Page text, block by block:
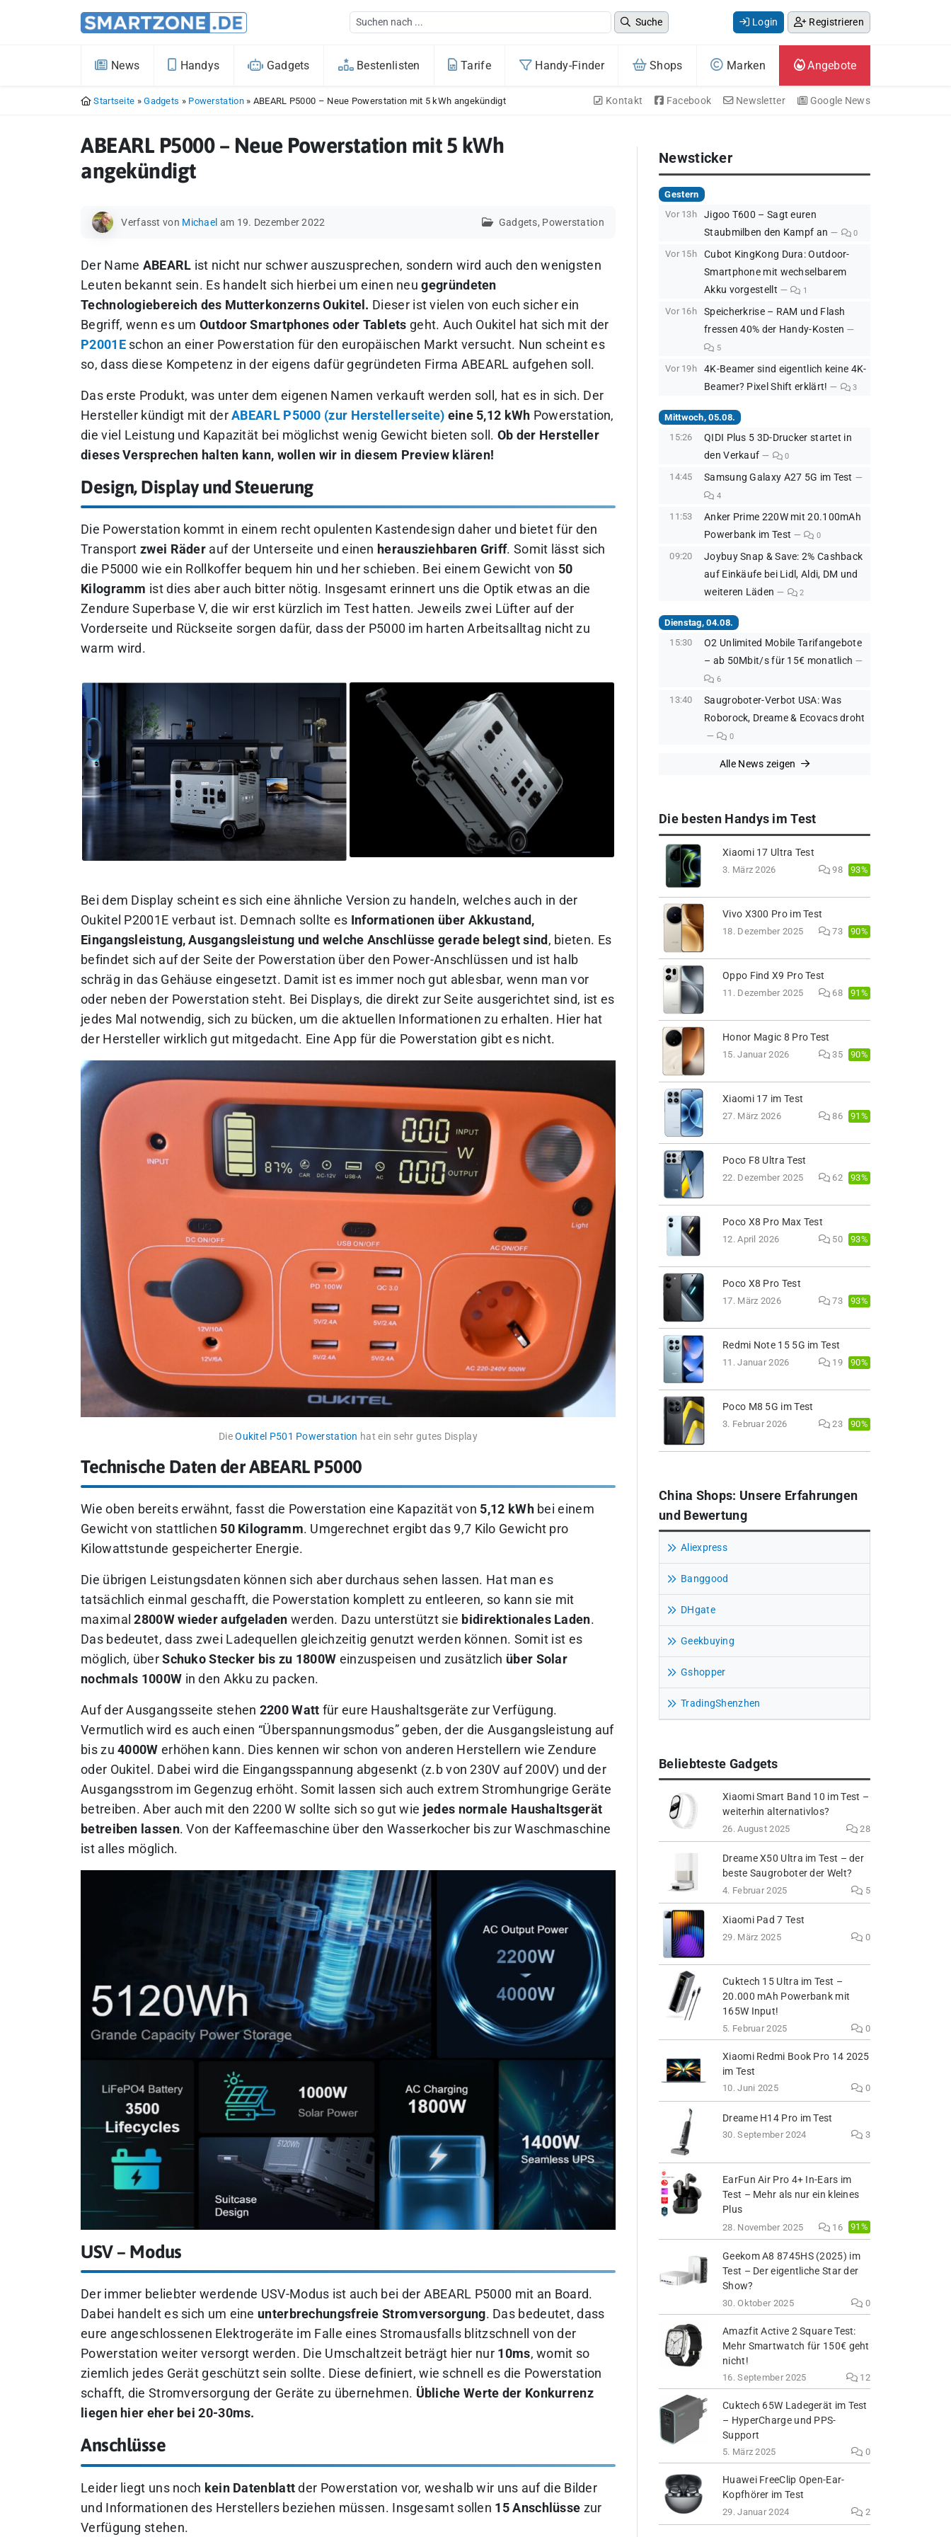
Suche Login Registrieren
News Handys Gadgets Bestenlisten Tarife Handy-Finder Shops Marken Angebote
Startseite »Gadgets » Powerstation» ABEARL P5000 – Neue Powerstation mit 5 kWh angekündigt Kontakt Facebook Newsletter Google News
ABEARL P5000 – Neue Powerstation mit 5 kWh
angekündigt
Verfasst von Michael am 19. Dezember 2022 Gadgets, Powerstation
Der Name ABEARL ist nicht nur schwer auszusprechen, sondern wird auch den wenigsten
Leuten bekannt sein. Es handelt sich hierbei um einen neugegründeten
Technologiebereich des Mutterkonzerns Oukitel. Dieser ist vielen von euch sicher ein
Begriff, wenn es umOutdoor Smartphones oder Tablets geht. Auch Oukitel hat sich mit der
P2001Eschon an einer Powerstation für den europäischen Markt versucht. Nun scheint es
so, dass diese Kompetenz in der eigens dafür gegründeten Firma ABEARL aufgehen soll.
Das erste Produkt, was unter dem eigenen Namen verkauft werden soll, hat es in sich. Der
Hersteller kündigt mit derABEARL P5000 (zur Herstellerseite) eine 5,12 kWh Powerstation,
die viel Leistung und Kapazität bei möglichst wenig Gewicht bieten soll. Ob der Hersteller
dieses Versprechen halten kann, wollen wir in diesem Preview klären!
Design, Display und Steuerung
Die Powerstation kommt in einem recht opulenten Kastendesign daher und bietet für den
Transport zwei Räder auf der Unterseite und einen herausziehbaren Griff. Somit lässt sich
die P5000 wie ein Rollkoffer bequem hin und her schieben. Bei einem Gewicht von 50
Kilogramm ist dies aber auch bitter nötig. Insgesamt erinnert uns die Optik etwas an die
Zendure Superbase V, die wir erst kürzlich im Test hatten. Jeweils zwei Lüfter auf der
Vorderseite und Rückseite sorgen dafür, dass der P5000 im harten Arbeitsalltag nicht zu
warm wird.
Bei dem Display scheint es sich eine ähnliche Version zu handeln, welches auch in der
Oukitel P2001E verbaut ist. Demnach sollte es Informationen über Akkustand,
Eingangsleistung, Ausgangsleistung und welche Anschlüsse gerade belegt sind , bieten. Es
befindet sich auf der Seite der Powerstation über den Power-Anschlüssen und ist halb
schräg in das Gehäuse eingesetzt. Damit ist es immer noch gut ablesbar, wenn man vor
oder neben der Powerstation steht. Bei Displays, die direkt zur Seite ausgerichtet sind, ist es
jedes Mal notwendig, sich zu bücken, um die aktuellen Informationen zu erhalten. Hier hat
der Hersteller wirklich gut mitgedacht. Eine App für die Powerstation gibt es nicht.
DieOukitel P501 Powerstation hat ein sehr gutes Display
Technische Daten der ABEARL P5000
Wie oben bereits erwähnt, fasst die Powerstation eine Kapazität von 5,12 kWhbei einem
Gewicht von stattlichen 50 Kilogramm. Umgerechnet ergibt das 9,7 Kilo Gewicht pro
Kilowattstunde gespeicherter Energie.
Die übrigen Leistungsdaten können sich aber durchaus sehen lassen. Hat man es
tatsächlich einmal geschafft, die Powerstation komplett zu entleeren, so kann sie mit
maximal2800W wieder aufgeladen werden. Dazu unterstützt sie bidirektionales Laden.
Das bedeutet, dass zwei Ladequellen gleichzeitig genutzt werden können. Somit ist es
möglich, überSchuko Stecker bis zu 1800W einzuspeisen und zusätzlich über Solar
nochmals 1000W in den Akku zu packen.
Auf der Ausgangsseite stehen 2200 Watt für eure Haushaltsgeräte zur Verfügung.
Vermutlich wird es auch einen “Überspannungsmodus” geben, der die Ausgangsleistung auf
bis zu4000W erhöhen kann. Dies kennen wir schon von anderen Herstellern wie Zendure
oder Oukitel. Dabei wird die Eingangsspannung abgesenkt (z.b von 230V auf 200V) und der
Ausgangsstrom im Gegenzug erhöht. Somit lassen sich auch extrem Stromhungrige Geräte
betreiben. Aber auch mit den 2200 W sollte sich so gut wie jedes normale Haushaltsgerät
betreiben lassen. Von der Kaffeemaschine über den Wasserkocher bis zur Waschmaschine
ist alles möglich.
USV – Modus
Der immer beliebter werdende USV-Modus ist auch bei der ABEARL P5000 mit an Board.
Dabei handelt es sich um eine unterbrechungsfreie Stromversorgung. Das bedeutet, dass
eure angeschlossenen Elektrogeräte im Falle eines Stromausfalls blitzschnell von der
Powerstation weiter versorgt werden. Die Umschaltzeit beträgt hier nur 10ms, womit so
ziemlich jedes Gerät geschützt sein sollte. Diese definiert, wie schnell es die Powerstation
schafft, die Stromversorgung der Geräte zu übernehmen. Übliche Werte der Konkurrenz
liegen hier eher bei 20-30ms.
Anschlüsse
Leider liegt uns noch kein Datenblatt der Powerstation vor, weshalb wir uns auf die Bilder
und Informationen des Herstellers beziehen müssen. Insgesamt sollen 15 Anschlüsse zur
Verfügung stehen.
Newsticker
Gestern
Vor 13h
Jigoo T600 – Sagt euren
Staubmilben den Kampf an
0
Vor 15h
Cubot KingKong Dura: Outdoor-
Smartphone mit wechselbarem
Akku vorgestellt
1
Vor 16h
Speicherkrise – RAM und Flash
fressen 40% der Handy-Kosten
5
Vor 19h
4K-Beamer sind eigentlich keine 4K-
Beamer? Pixel Shift erklärt!
3
Mittwoch, 05.08.
15:26
QIDI Plus 5 3D-Drucker startet in
den Verkauf
0
14:45 Samsung Galaxy A27 5G im Test
4
11:53
Anker Prime 220W mit 20.100mAh
Powerbank im Test
0
09:20
Joybuy Snap & Save: 2% Cashback
auf Einkäufe bei Lidl, Aldi, DM und
weiteren Läden
2
Dienstag, 04.08.
15:30
O2 Unlimited Mobile Tarifangebote
– ab 50Mbit/s für 15€ monatlich
6
13:40
Saugroboter-Verbot USA: Was
Roborock, Dreame & Ecovacs droht
0
Alle News zeigen
Die besten Handys im Test
Xiaomi 17 Ultra Test
3. März 2026 98 93%
Vivo X300 Pro im Test
18. Dezember 2025 73 90%
Oppo Find X9 Pro Test
11. Dezember 2025 68 91%
Honor Magic 8 Pro Test
15. Januar 2026 35 90%
Xiaomi 17 im Test
27. März 2026 86 91%
Poco F8 Ultra Test
22. Dezember 2025 62 93%
Poco X8 Pro Max Test
12. April 2026 50 93%
Poco X8 Pro Test
17. März 2026 73 93%
Redmi Note 15 5G im Test
11. Januar 2026 19 90%
Poco M8 5G im Test
3. Februar 2026 23 90%
China Shops: Unsere Erfahrungen
und Bewertung
Aliexpress
Banggood
DHgate
Geekbuying
Gshopper
TradingShenzhen
Beliebteste Gadgets
Xiaomi Smart Band 10 im Test –
weiterhin alternativlos?
26. August 2025 28
Dreame X50 Ultra im Test – der
beste Saugroboter der Welt?
4. Februar 2025 5
Xiaomi Pad 7 Test
29. März 2025 0
Cuktech 15 Ultra im Test –
20.000 mAh Powerbank mit
165W Input!
5. Februar 2025 0
Xiaomi Redmi Book Pro 14 2025
im Test
10. Juni 2025 0
Dreame H14 Pro im Test
30. September 2024 3
EarFun Air Pro 4+ In-Ears im
Test – Mehr als nur ein kleines
Plus
28. November 2025 16 91%
Geekom A8 8745HS (2025) im
Test – Der eigentliche Star der
Show?
30. Oktober 2025 0
Amazfit Active 2 Square Test:
Mehr Smartwatch für 150€ geht
nicht!
16. September 2025 12
Cuktech 65W Ladegerät im Test
– HyperCharge und PPS-
Support
5. März 2025 0
Huawei FreeClip Open-Ear-
Kopfhörer im Test
29. Januar 2024 2